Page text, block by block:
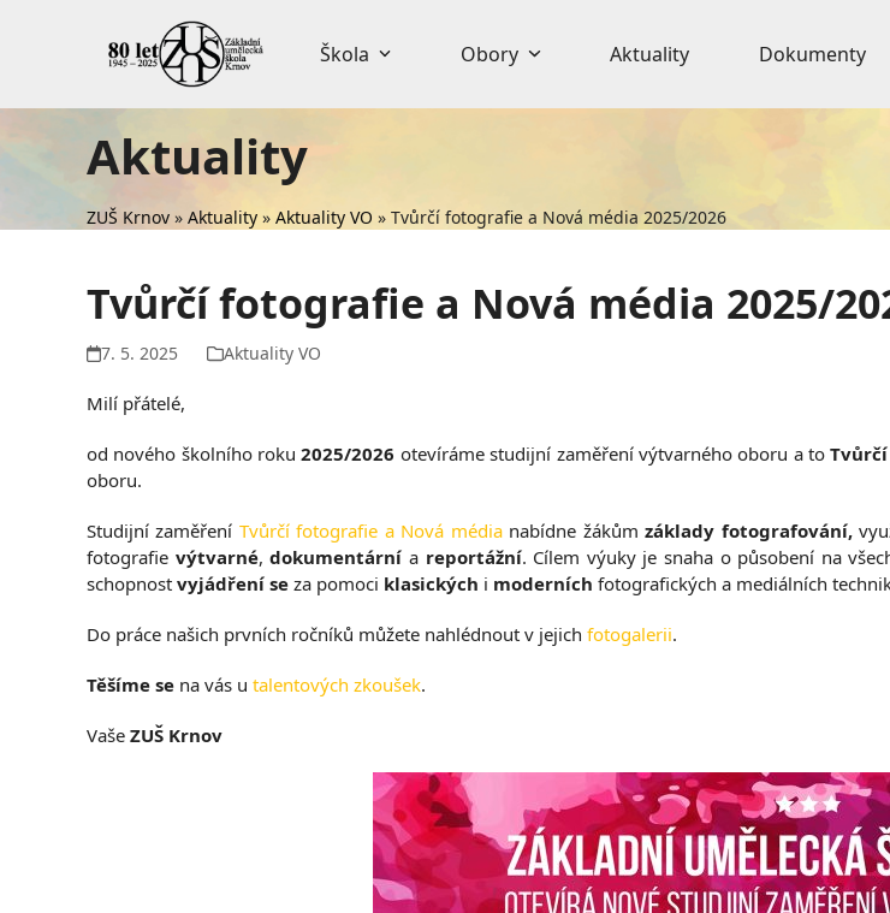
Škola Obory Aktuality Dokumenty
Aktuality
ZUŠ Krnov » Aktuality » Aktuality VO » Tvůrčí fotografie a Nová média 2025/2026
Tvůrčí fotografie a Nová média 2025/
7. 5. 2025 Aktuality VO
Milí přátelé,
od nového školního roku2025/2026 otevíráme studijní zaměření výtvarného oboru a to
oboru.
Studijní zaměření Tvůrčí fotografie a Nová médianabídne žákůmzáklady fotografování,
fotografie výtvarné, dokumentární a reportážní. Cílem výuky je snaha o působení na
schopnost vyjádření se za pomoci klasických i moderních fotografických a mediálních
Do práce našich prvních ročníků můžete nahlédnout v jejich fotogalerii.
Těšíme se na vás u talentových zkoušek.
Vaše ZUŠ Krnov